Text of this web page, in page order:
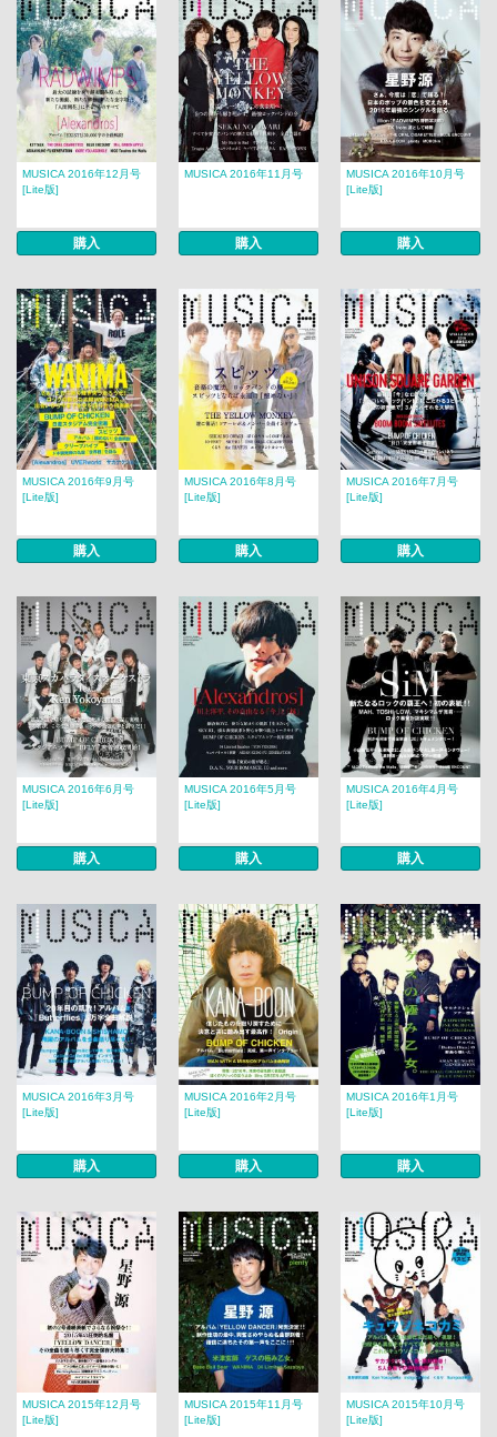
MUSICA 2016年12月号
[Lite版]
購入
MUSICA 2016年11月号
購入
MUSICA 2016年10月号
[Lite版]
購入
MUSICA 2016年9月号
[Lite版]
購入
MUSICA 2016年8月号
[Lite版]
購入
MUSICA 2016年7月号
[Lite版]
購入
MUSICA 2016年6月号
[Lite版]
購入
MUSICA 2016年5月号
[Lite版]
購入
MUSICA 2016年4月号
[Lite版]
購入
MUSICA 2016年3月号
[Lite版]
購入
MUSICA 2016年2月号
[Lite版]
購入
MUSICA 2016年1月号
[Lite版]
購入
MUSICA 2015年12月号
[Lite版]
MUSICA 2015年11月号
[Lite版]
MUSICA 2015年10月号
[Lite版]